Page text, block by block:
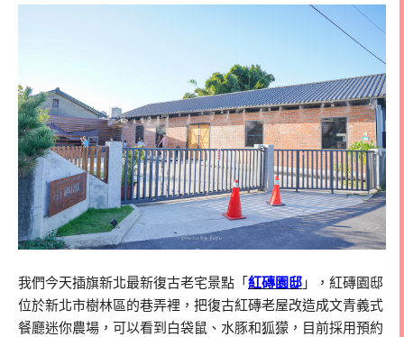
我們今天插旗新北最新復古老宅景點「紅磚園邸 」，紅磚園邸
位於新北市樹林區的巷弄裡，把復古紅磚老屋改造成文青義式
餐廳迷你農場，可以看到白袋鼠、水豚和狐獴，目前採用預約